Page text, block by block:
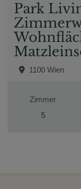
Park
1100 Wien
Zimmer
5